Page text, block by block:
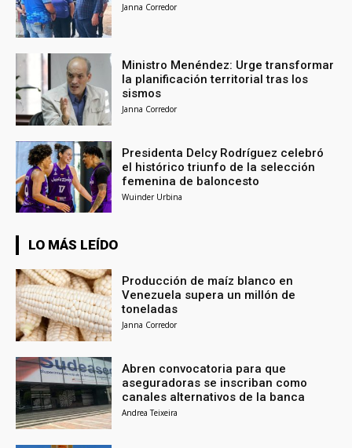
Janna Corredor
Ministro Menéndez: Urge transformar
la planificación territorial tras los
sismos
Janna Corredor
Presidenta Delcy Rodríguez celebró
el histórico triunfo de la selección
femenina de baloncesto
Wuinder Urbina
LO MÁS LEÍDO
Producción de maíz blanco en
Venezuela supera un millón de
toneladas
Janna Corredor
Abren convocatoria para que
aseguradoras se inscriban como
canales alternativos de la banca
Andrea Teixeira